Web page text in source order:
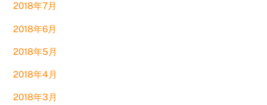
2018年7月
2018年6月
2018年5月
2018年4月
2018年3月